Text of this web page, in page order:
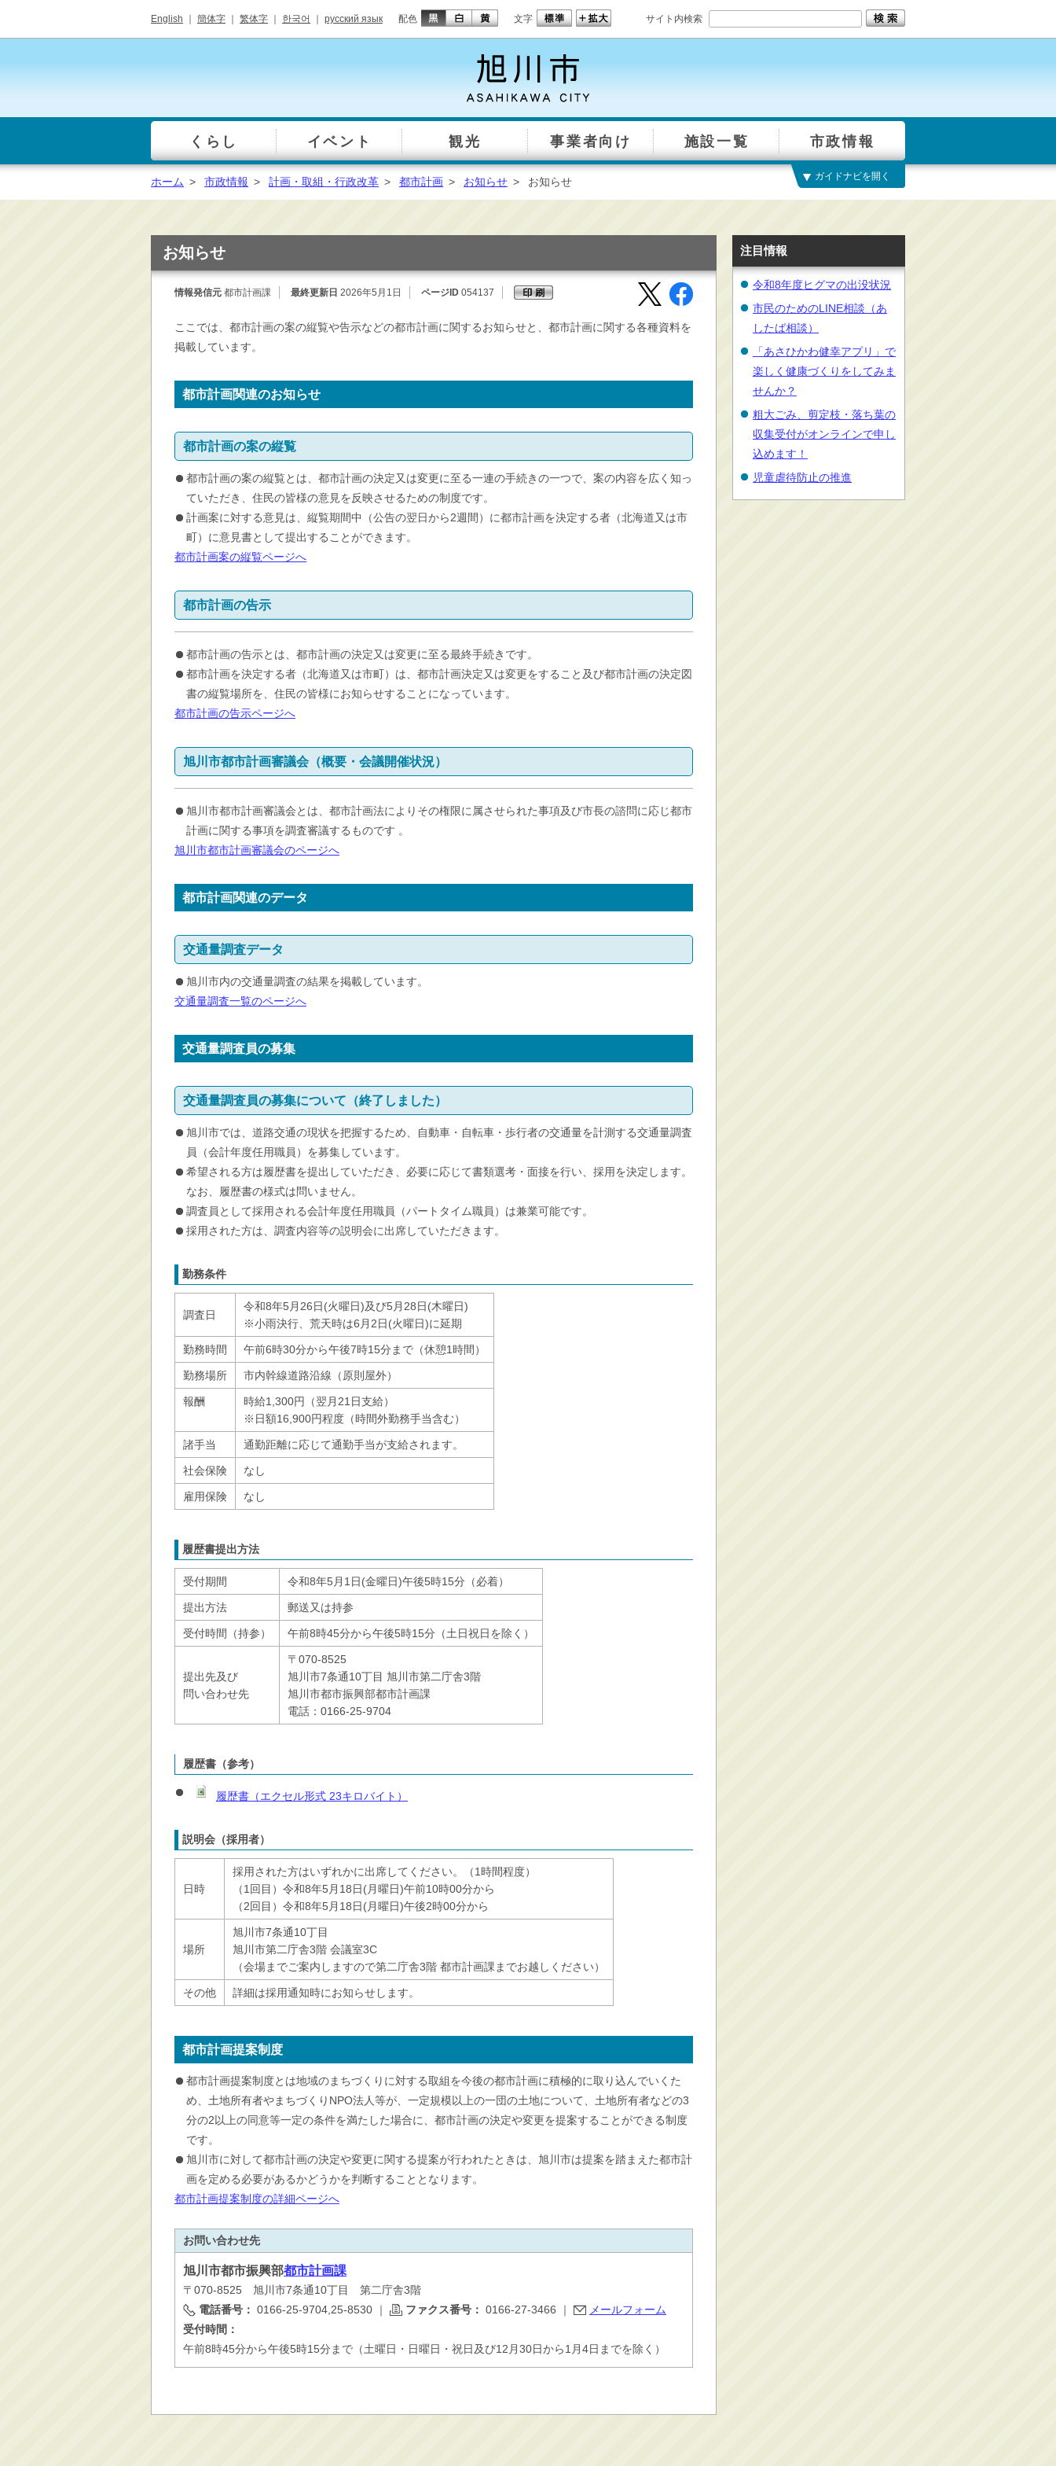
English 簡体字 繁体字 한국어 русский язык 配色 文字 サイト内検索
一覧
くらし イベント 観光 事業者向け 施設一覧 市政情報
総合窓口
手続き・届出（戸籍・
ごみ・リサイクル・環
境保全
防災・安全
産業・しごと・消費生
移住情報
住宅・土地・都市計画
市民活動・参加・地域
まちづくり
公共交通・空港
市議会・選挙
ガイドナビを開く
ホーム > 市政情報 > 計画・取組・行政改革 > 都市計画 > お知らせ > お知らせ
お知らせ
情報発信元 都市計画課 最終更新日 2026年5月1日 ページID 054137
ここでは、都市計画の案の縦覧や告示などの都市計画に関するお知らせと、都市計画に関する各種資料を
掲載しています。
都市計画関連のお知らせ
都市計画の案の縦覧
都市計画の案の縦覧とは、都市計画の決定又は変更に至る一連の手続きの一つで、案の内容を広く知っ
ていただき、住民の皆様の意見を反映させるための制度です。
計画案に対する意見は、縦覧期間中（公告の翌日から2週間）に都市計画を決定する者（北海道又は市
町）に意見書として提出することができます。
都市計画案の縦覧ページへ
都市計画の告示
都市計画の告示とは、都市計画の決定又は変更に至る最終手続きです。
都市計画を決定する者（北海道又は市町）は、都市計画決定又は変更をすること及び都市計画の決定図
書の縦覧場所を、住民の皆様にお知らせすることになっています。
都市計画の告示ページへ
旭川市都市計画審議会（概要・会議開催状況）
旭川市都市計画審議会とは、都市計画法によりその権限に属させられた事項及び市長の諮問に応じ都市
計画に関する事項を調査審議するものです 。
旭川市都市計画審議会のページへ
都市計画関連のデータ
交通量調査データ
旭川市内の交通量調査の結果を掲載しています。
交通量調査一覧のページへ
交通量調査員の募集
交通量調査員の募集について（終了しました）
旭川市では、道路交通の現状を把握するため、自動車・自転車・歩行者の交通量を計測する交通量調査
員（会計年度任用職員）を募集しています。
希望される方は履歴書を提出していただき、必要に応じて書類選考・面接を行い、採用を決定します。
なお、履歴書の様式は問いません。
調査員として採用される会計年度任用職員（パートタイム職員）は兼業可能です。
採用された方は、調査内容等の説明会に出席していただきます。
勤務条件
調査日
令和8年5月26日(火曜日)及び5月28日(木曜日)
※小雨決行、荒天時は6月2日(火曜日)に延期
勤務時間 午前6時30分から午後7時15分まで（休憩1時間）
勤務場所 市内幹線道路沿線（原則屋外）
報酬
時給1,300円（翌月21日支給）
※日額16,900円程度（時間外勤務手当含む）
諸手当 通勤距離に応じて通勤手当が支給されます。
社会保険 なし
雇用保険 なし
履歴書提出方法
受付期間 令和8年5月1日(金曜日)午後5時15分（必着）
提出方法 郵送又は持参
受付時間（持参） 午前8時45分から午後5時15分（土日祝日を除く）
提出先及び
問い合わせ先
〒070-8525
旭川市7条通10丁目 旭川市第二庁舎3階
旭川市都市振興部都市計画課
電話：0166-25-9704
履歴書（参考）
履歴書（エクセル形式 23キロバイト）
説明会（採用者）
日時
採用された方はいずれかに出席してください。（1時間程度）
（1回目）令和8年5月18日(月曜日)午前10時00分から
（2回目）令和8年5月18日(月曜日)午後2時00分から
場所
旭川市7条通10丁目
旭川市第二庁舎3階 会議室3C
（会場までご案内しますので第二庁舎3階 都市計画課までお越しください）
その他 詳細は採用通知時にお知らせします。
都市計画提案制度
都市計画提案制度とは地域のまちづくりに対する取組を今後の都市計画に積極的に取り込んでいくた
め、土地所有者やまちづくりNPO法人等が、一定規模以上の一団の土地について、土地所有者などの3
分の2以上の同意等一定の条件を満たした場合に、都市計画の決定や変更を提案することができる制度
です。
旭川市に対して都市計画の決定や変更に関する提案が行われたときは、旭川市は提案を踏まえた都市計
画を定める必要があるかどうかを判断することとなります。
都市計画提案制度の詳細ページへ
お問い合わせ先
旭川市都市振興部都市計画課
〒070-8525 旭川市7条通10丁目 第二庁舎3階
電話番号： 0166-25-9704,25-8530 ｜ ファクス番号： 0166-27-3466 ｜
メールフォーム
受付時間：
午前8時45分から午後5時15分まで（土曜日・日曜日・祝日及び12月30日から1月4日までを除く）
注目情報
令和8年度ヒグマの出没状況
市民のためのLINE相談（あ
したば相談）
「あさひかわ健幸アプリ」で
楽しく健康づくりをしてみま
せんか？
粗大ごみ、剪定枝・落ち葉の
収集受付がオンラインで申し
込めます！
児童虐待防止の推進